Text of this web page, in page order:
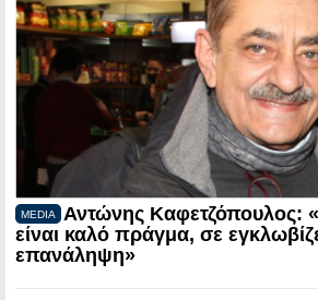
MEDIA
Αντώνης Καφετζόπουλος:
είναι καλό πράγμα, σε
επανάληψη»